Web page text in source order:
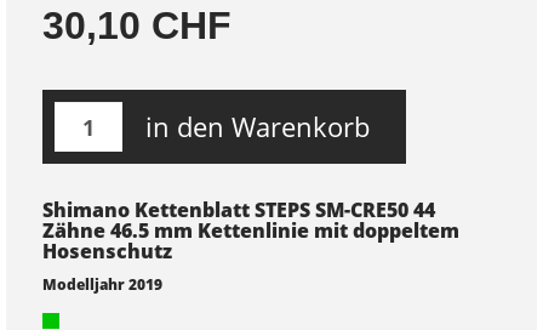
30,10 CHF
in den Warenkorb
Shimano Kettenblatt STEPS SM-CRE50 44
Zähne 46.5 mm Kettenlinie mit doppeltem
Hosenschutz
Modelljahr 2019